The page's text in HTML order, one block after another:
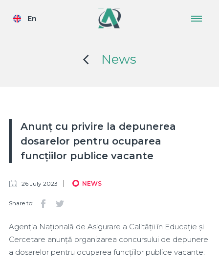
En
News
Anunț cu privire la depunerea
dosarelor pentru ocuparea
funcțiilor publice vacante
26 July 2023 NEWS
Share to:
Agenția Națională de Asigurare a Calității în Educație și
Cercetare anunță organizarea concursului de depunere
a dosarelor pentru ocuparea funcțiilor publice vacante: